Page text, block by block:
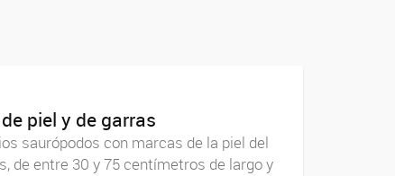
piel y de garras
saurópodos con marcas de la piel del
de entre 30 y 75 centímetros de largo y